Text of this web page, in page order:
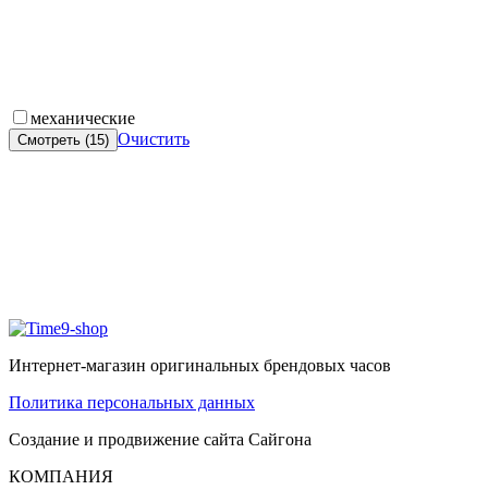
механические
Смотреть (15) Очистить
Интернет-магазин оригинальных брендовых часов
Политика персональных данных
Создание и продвижение сайта Сайгона
КОМПАНИЯ